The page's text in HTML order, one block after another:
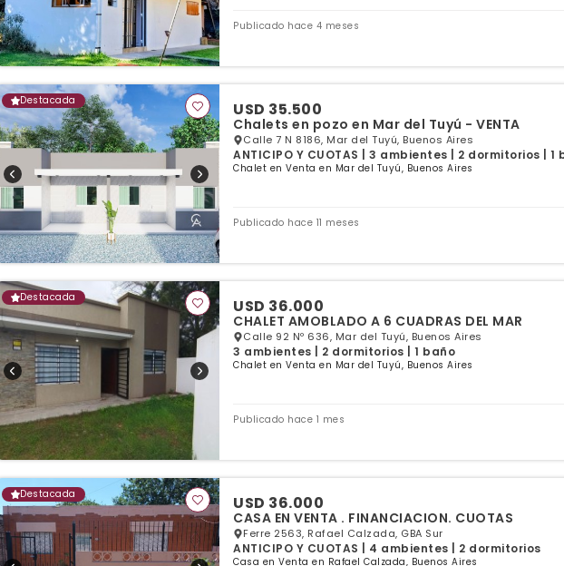
Publicado hace 4 meses
Destacada USD 35.500
Chalets en pozo en Mar del Tuyú - VENTA
Calle 7 N 8186, Mar del Tuyú, Buenos Aires
ANTICIPO Y CUOTAS | 3 ambientes | 2 dormitorios | 1
Chalet en Venta en Mar del Tuyú, Buenos Aires
Publicado hace 11 meses
Destacada USD 36.000
CHALET AMOBLADO A 6 CUADRAS DEL MAR
Calle 92 Nº 636, Mar del Tuyú, Buenos Aires
3 ambientes | 2 dormitorios | 1 baño
Chalet en Venta en Mar del Tuyú, Buenos Aires
Publicado hace 1 mes
Destacada USD 36.000
CASA EN VENTA . FINANCIACION. CUOTAS
Ferre 2563, Rafael Calzada, GBA Sur
ANTICIPO Y CUOTAS | 4 ambientes | 2 dormitorios
Casa en Venta en Rafael Calzada, Buenos Aires